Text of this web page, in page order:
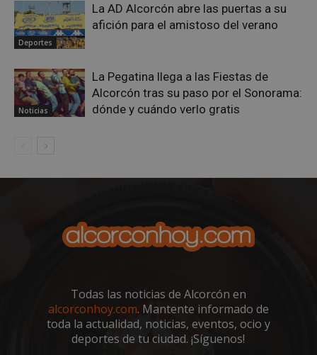
Deportes
La AD Alcorcón abre las puertas a su
afición para el amistoso del verano
Noticias
La Pegatina llega a las Fiestas de
Alcorcón tras su paso por el Sonorama:
dónde y cuándo verlo gratis
Todas las noticias de Alcorcón en
alcorconhoy.com. Mantente informado de
toda la actualidad, noticias, eventos, ocio y
deportes de tu ciudad. ¡Síguenos!
.youtube.com